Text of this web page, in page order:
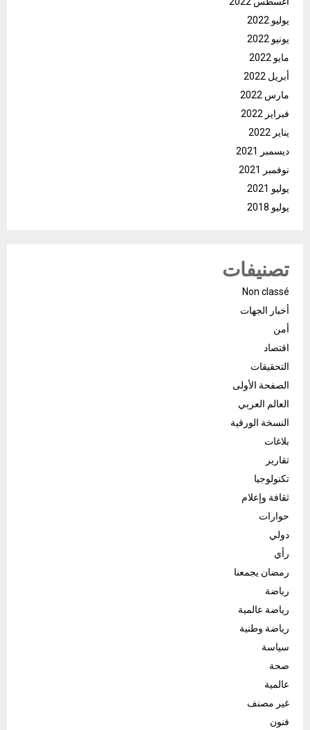
يوليو 2022
يونيو 2022
مايو 2022
أبريل 2022
مارس 2022
فبراير 2022
يناير 2022
ديسمبر 2021
نوفمبر 2021
يوليو 2021
يوليو 2018
تصنيفات
Non classé
أخبار الجهات
أمن
اقتصاد
التحقيقات
الصفحة الأولى
العالم العربي
النسخة الورقية
بلاغات
تقارير
تكنولوجيا
ثقافة وإعلام
حوارات
دولي
رأي
رمضان يجمعنا
رياضة
رياضة عالمية
رياضة وطنية
سياسة
صحة
عالمية
غير مصنف
فنون